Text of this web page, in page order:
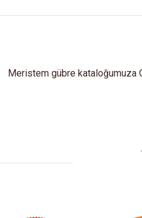
Meristem gübre kataloğumuza